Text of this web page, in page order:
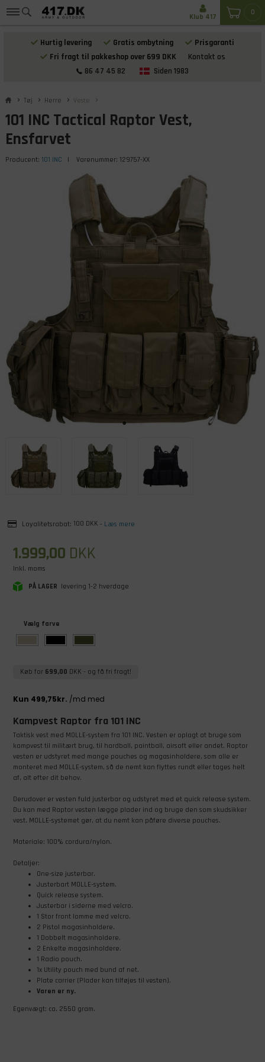
Hurtig levering Gratis ombytning
Prisgaranti
Fri fragt til pakkeshop over 699 DKK
Kontakt os
86 47 45 82
Siden 1983
0
Klub 417
Tøj Herre Veste
101 INC Tactical Raptor Vest,
Ensfarvet
Producent: 101 INC | Varenummer: 129757-XX
Loyalitetsrabat: 100 DKK - Læs mere
1.999,00 DKK
Inkl. moms
PÅ LAGER levering 1-2 hverdage
Vælg farve
Køb for 699,00 DKK - og få fri fragt!
Kampvest Raptor fra 101 INC
Taktisk vest med MOLLE-system fra 101 INC. Vesten er oplagt at bruge som
kampvest til militært brug, til hardball, paintball, airsoft eller andet. Raptor
vesten er udstyret med mange pouches og magasinholdere, som alle er
monteret med MOLLE-system, så de nemt kan flyttes rundt eller tages helt
af, alt efter dit behov.
Derudover er vesten fuld justerbar og udstyret med et quick release system.
Du kan med Raptor vesten lægge plader ind og bruge den som skudsikker
vest. MOLLE-systemet gør, at du nemt kan påføre diverse pouches.
Materiale: 100% cordura/nylon.
Detaljer:
One-size justerbar.
Justerbart MOLLE-system.
Quick release system.
Justerbar i siderne med velcro.
1 Stor front lomme med velcro.
2 Pistol magasinholdere.
1 Dobbelt magasinholdere.
2 Enkelte magasinholdere.
1 Radio pouch.
1x Utility pouch med bund af net.
Plate carrier (Plader kan tilføjes til vesten).
Varen er ny.
Egenvægt: ca. 2550 gram.